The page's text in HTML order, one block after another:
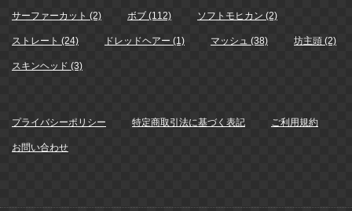
サーファーカット (2) ボブ (112) ソフトモヒカン (2)
ストレート (24) ドレッドヘアー (1) マッシュ (38) 坊主頭 (2)
スキンヘッド (3)
プライバシーポリシー 特定商取引法に基づく表記 ご利用規約
お問い合わせ